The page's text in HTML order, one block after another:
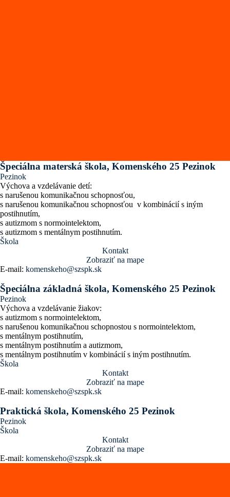
Špeciálna materská škola, Komenského 25 Pezinok
Pezinok
Výchova a vzdelávanie detí:
s narušenou komunikačnou schopnosťou,
s narušenou komunikačnou schopnosťou v kombinácií s iným
postihnutím,
s autizmom s normointelektom,
s autizmom s mentálnym postihnutím.
Škola
Kontakt
Zobraziť na mape
E-mail: komenskeho@szspk.sk
Špeciálna základná škola, Komenského 25 Pezinok
Pezinok
Výchova a vzdelávanie žiakov:
s autizmom s normointelektom,
s narušenou komunikačnou schopnostou s normointelektom,
s mentálnym postihnutím,
s mentálnym postihnutím a autizmom,
s mentálnym postihnutím v kombinácií s iným postihnutím.
Škola
Kontakt
Zobraziť na mape
E-mail: komenskeho@szspk.sk
Praktická škola, Komenského 25 Pezinok
Pezinok
Škola
Kontakt
Zobraziť na mape
E-mail: komenskeho@szspk.sk